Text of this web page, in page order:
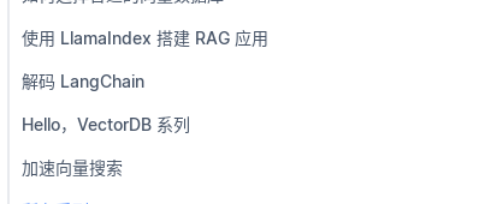
使用 LlamaIndex 搭建 RAG 应用
解码 LangChain
Hello，VectorDB 系列
加速向量搜索